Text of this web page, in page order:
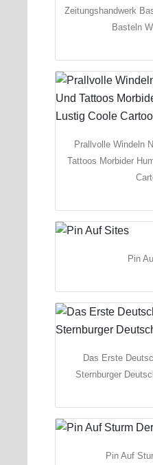
Zeitungshandwerk
Basteln
Prallvolle Windeln
Tattoos Morbider
Pin
Das Erste
Sternburger
Pin Auf